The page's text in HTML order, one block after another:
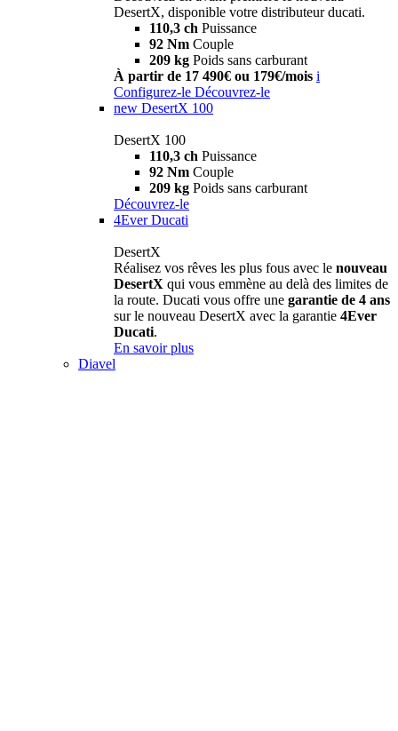
DesertX, disponible votre distributeur ducati.
110,3 ch Puissance
92 Nm Couple
209 kg Poids sans carburant
À partir de 17 490€ ou 179€/mois i
Configurez-le Découvrez-le
new DesertX 100
DesertX 100
110,3 ch Puissance
92 Nm Couple
209 kg Poids sans carburant
Découvrez-le
4Ever Ducati
DesertX
Réalisez vos rêves les plus fous avec le nouveau
DesertX qui vous emmène au delà des limites de
la route. Ducati vous offre une garantie de 4 ans
sur le nouveau DesertX avec la garantie 4Ever
Ducati.
En savoir plus
Diavel